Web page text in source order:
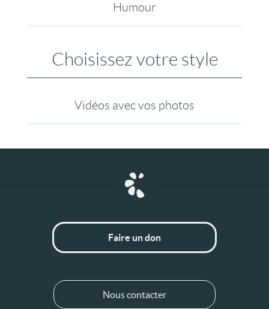
Humour
Choisissez votre style
Vidéos avec vos photos
Faire un don
Nous contacter